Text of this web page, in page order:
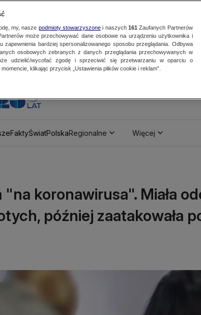
FaktyŚwiatPolskaRegionalne Więcej
koronawirusa". Miała
później zaatakowała
my, nasze podmioty stowarzyszonei naszych 161 Zaufanych Partnerów
może przechowywać dane osobowe na urządzeniu użytkownika i
bardziej spersonalizowanego sposobu przeglądania. Odbywa
osobowych zebranych z danych przeglądania przechowywanych w
udzielić/wycofać zgodę i sprzeciwić się przetwarzaniu w oparciu o
klikając przycisk „Ustawienia plików cookie i reklam”.